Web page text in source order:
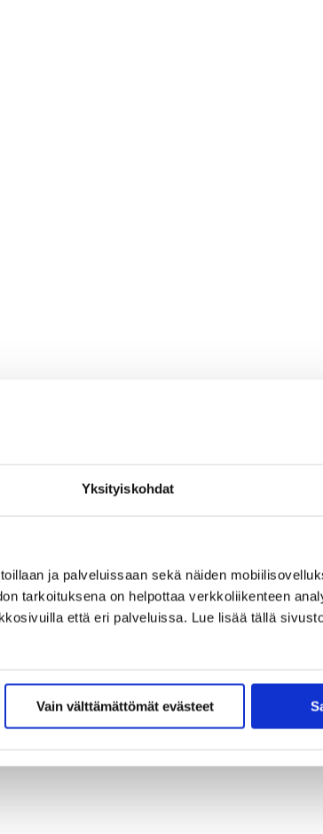
Yksityiskohdat
ja palveluissaan sekä näiden
tarkoituksena on helpottaa verkkoliikenteen
että eri palveluissa. Lue lisää tällä
Vain välttämättömät evästeet